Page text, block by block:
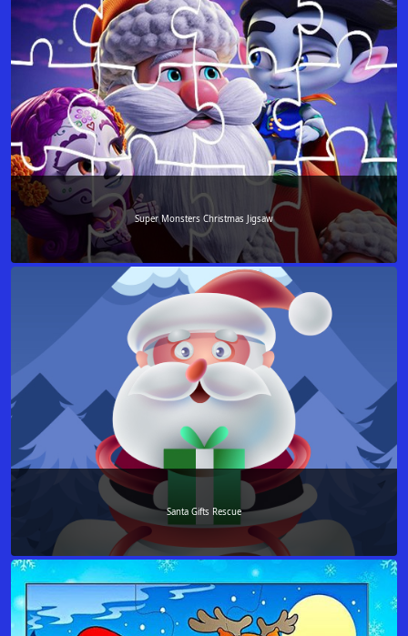
Super Monsters Christmas Jigsaw
Santa Gifts Rescue